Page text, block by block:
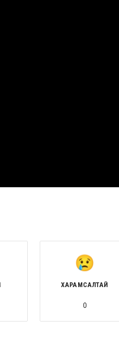
ХАРАМСАЛТАЙ
0